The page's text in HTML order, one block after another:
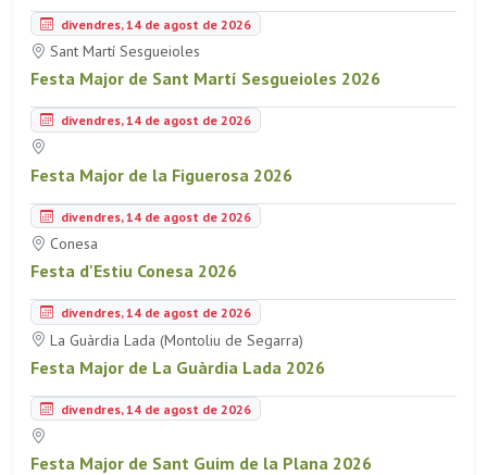
divendres, 14 de agost de 2026
Sant Martí Sesgueioles
Festa Major de Sant Martí Sesgueioles 2026
divendres, 14 de agost de 2026
Festa Major de la Figuerosa 2026
divendres, 14 de agost de 2026
Conesa
Festa d'Estiu Conesa 2026
divendres, 14 de agost de 2026
La Guàrdia Lada (Montoliu de Segarra)
Festa Major de La Guàrdia Lada 2026
divendres, 14 de agost de 2026
Festa Major de Sant Guim de la Plana 2026